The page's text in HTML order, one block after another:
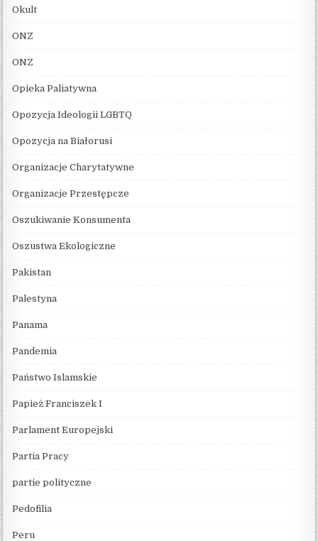
Okult
ONZ
ONZ
Opieka Paliatywna
Opozycja Ideologii LGBTQ
Opozycja na Białorusi
Organizacje Charytatywne
Organizacje Przestępcze
Oszukiwanie Konsumenta
Oszustwa Ekologiczne
Pakistan
Palestyna
Panama
Pandemia
Państwo Islamskie
Papież Franciszek I
Parlament Europejski
Partia Pracy
partie polityczne
Pedofilia
Peru